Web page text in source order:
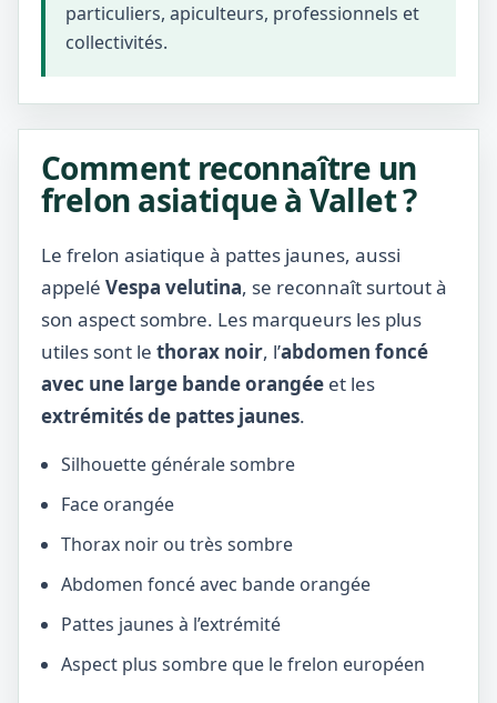
particuliers, apiculteurs, professionnels et
collectivités.
Comment reconnaître un
frelon asiatique à Vallet ?
Le frelon asiatique à pattes jaunes, aussi
appelé Vespa velutina, se reconnaît surtout à
son aspect sombre. Les marqueurs les plus
utiles sont le thorax noir, l’abdomen foncé
avec une large bande orangée et les
extrémités de pattes jaunes.
Silhouette générale sombre
Face orangée
Thorax noir ou très sombre
Abdomen foncé avec bande orangée
Pattes jaunes à l’extrémité
Aspect plus sombre que le frelon européen